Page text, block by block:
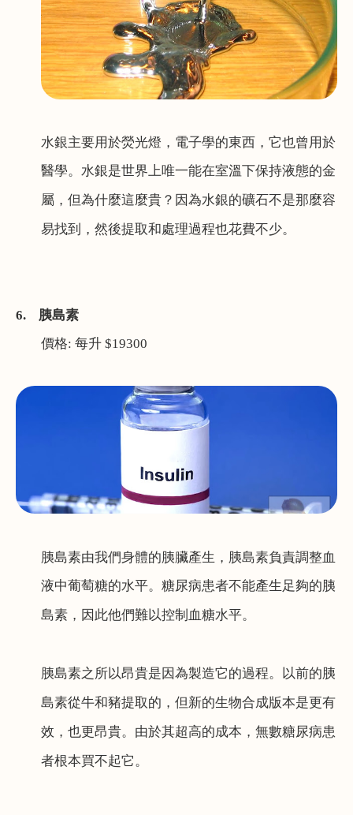
水銀主要用於熒光燈，電子學的東西，它也曾用於
醫學。 水銀是世界上唯一能在室溫下保持液態的金
屬，但為什麼這麼貴？因為水銀的礦石不是那麼容
易找到，然後提取和處理過程也花費不少。
6. 胰島素
價格: 每升 $19300
胰島素由我們身體的胰臟產生，胰島素負責調整血
液中葡萄糖的水平。 糖尿病患者不能產生足夠的胰
島素，因此他們難以控制血糖水平。
胰島素之所以昂貴是因為製造它的過程。以前的胰
島素從牛和豬提取的，但新的生物合成版本是更有
效，也更昂貴。由於其超高的成本，無數糖尿病患
者根本買不起它。